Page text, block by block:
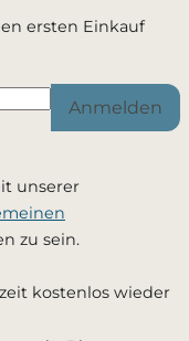
sobald der
- per Mail
wieder
ausschließlich
habe ich
ersten Einkauf
Anmelden
unserer
zu sein.
kostenlos wieder